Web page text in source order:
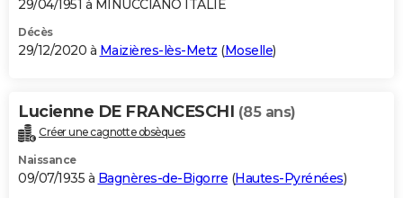
29/04/1951 à MINUCCIANO ITALIE
Décès
29/12/2020 à Maizières-lès-Metz (Moselle)
Lucienne DE FRANCESCHI (85 ans)
Créer une cagnotte obsèques
Naissance
09/07/1935 à Bagnères-de-Bigorre (Hautes-Pyrénées)